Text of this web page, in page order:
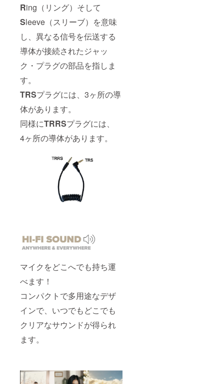
Ring（リング）そして
Sleeve（スリーブ）を意味
し、異なる信号を伝送する
導体が接続されたジャッ
ク・プラグの部品を指しま
す。
TRSプラグには、3ヶ所の導
体があります。
同様にTRRSプラグには、
4ヶ所の導体があります。
マイクをどこへでも持ち運
べます！
コンパクトで多用途なデザ
インで、いつでもどこでも
クリアなサウンドが得られ
ます。